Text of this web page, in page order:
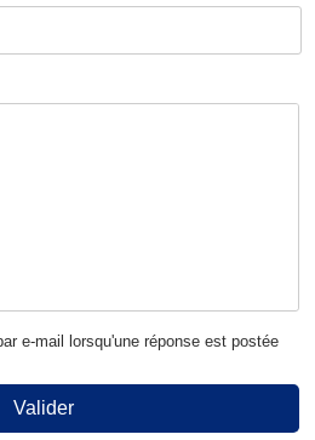
e-mail lorsqu'une réponse est postée
Valider